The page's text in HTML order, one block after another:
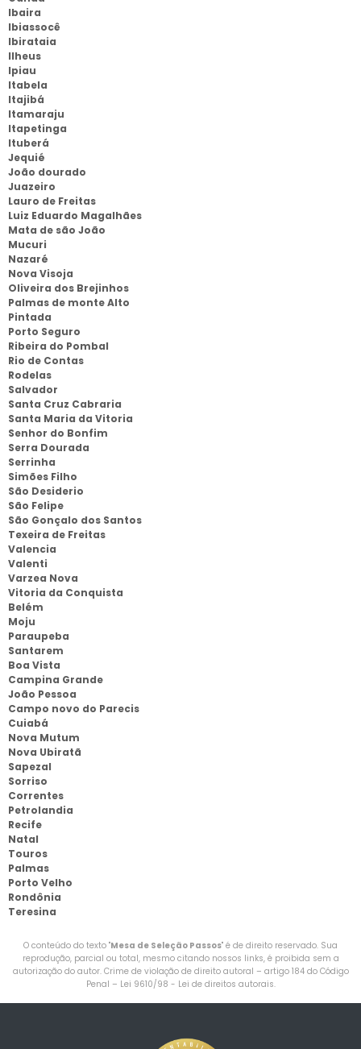
Ibaira
Ibiassocê
Ibirataia
Ilheus
Ipiau
Itabela
Itajibá
Itamaraju
Itapetinga
Ituberá
Jequié
João dourado
Juazeiro
Lauro de Freitas
Luiz Eduardo Magalhães
Mata de são João
Mucuri
Nazaré
Nova Visoja
Oliveira dos Brejinhos
Palmas de monte Alto
Pintada
Porto Seguro
Ribeira do Pombal
Rio de Contas
Rodelas
Salvador
Santa Cruz Cabraria
Santa Maria da Vitoria
Senhor do Bonfim
Serra Dourada
Serrinha
Simões Filho
São Desiderio
São Felipe
São Gonçalo dos Santos
Texeira de Freitas
Valencia
Valenti
Varzea Nova
Vitoria da Conquista
Belém
Moju
Paraupeba
Santarem
Boa Vista
Campina Grande
João Pessoa
Campo novo do Parecis
Cuiabá
Nova Mutum
Nova Ubiratã
Sapezal
Sorriso
Correntes
Petrolandia
Recife
Natal
Touros
Palmas
Porto Velho
Rondônia
Teresina
O conteúdo do texto "Mesa de Seleção Passos" é de direito reservado. Sua
reprodução, parcial ou total, mesmo citando nossos links, é proibida sem a
autorização do autor. Crime de violação de direito autoral – artigo 184 do Código
Penal – Lei 9610/98 - Lei de direitos autorais.